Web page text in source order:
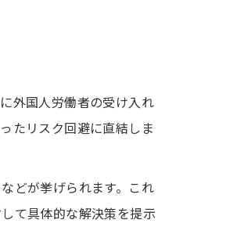
外国人労働者の受け入れ
たリスク回避に直結しま
どが挙げられます。これ
て具体的な解決策を提示